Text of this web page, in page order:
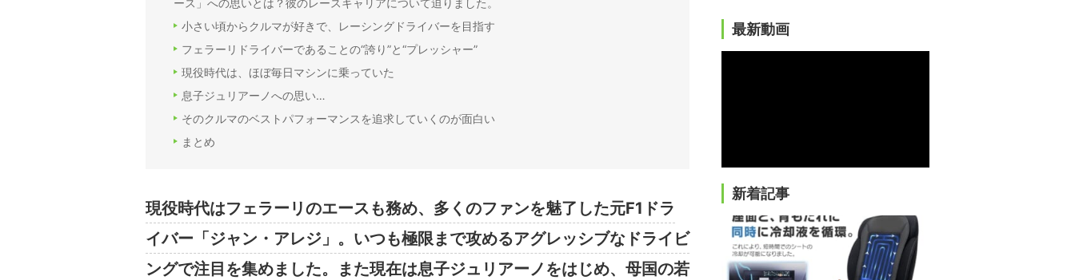
ース」への思いとは？彼のレースキャリアについて迫りました。
小さい頃からクルマが好きで、レーシングドライバーを目指す
フェラーリドライバーであることの“誇り”と“プレッシャー”
現役時代は、ほぼ毎日マシンに乗っていた
息子ジュリアーノへの思い…
そのクルマのベストパフォーマンスを追求していくのが面白い
まとめ
現役時代はフェラーリのエースも務め、多くのファンを魅了した元F1ドラ
イバー「ジャン・アレジ」。いつも極限まで攻めるアグレッシブなドライビ
ングで注目を集めました。また現在は息子ジュリアーノをはじめ、母国の若
最新動画
新着記事